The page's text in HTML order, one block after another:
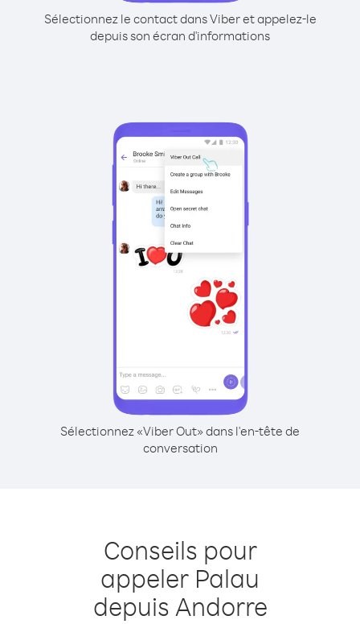
Sélectionnez le contact dans Viber et appelez-le
depuis son écran d'informations
Sélectionnez «Viber Out» dans l'en-tête de
conversation
Conseils pour
appeler Palau
depuis Andorre